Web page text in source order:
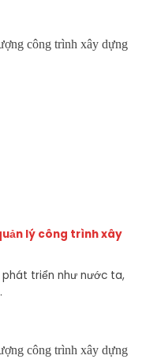
lý công trình xây
triển như nước ta,